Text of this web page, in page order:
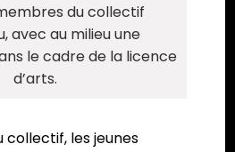
du collectif
avec au milieu une
le cadre de la licence
d’arts.
collectif, les jeunes